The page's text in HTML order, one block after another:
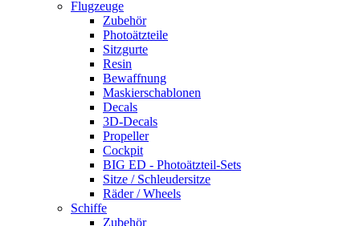
Flugzeuge
Zubehör
Photoätzteile
Sitzgurte
Resin
Bewaffnung
Maskierschablonen
Decals
3D-Decals
Propeller
Cockpit
BIG ED - Photoätzteil-Sets
Sitze / Schleudersitze
Räder / Wheels
Schiffe
Zubehör